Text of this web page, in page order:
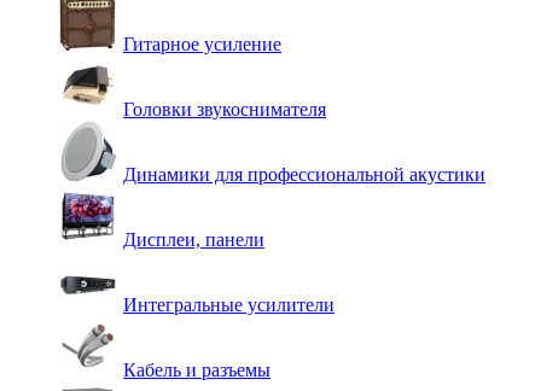
Гитарное усиление
Головки звукоснимателя
Динамики для профессиональной акустики
Дисплеи, панели
Интегральные усилители
Кабель и разъемы